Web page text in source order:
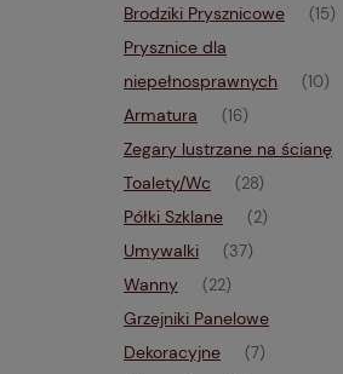
Brodziki Prysznicowe (15)
Prysznice dla
niepełnosprawnych
(10)
Armatura (16)
Zegary lustrzane na ścianę
Toalety/Wc (28)
Półki Szklane (2)
Umywalki (37)
Wanny (22)
Grzejniki Panelowe
Dekoracyjne
(7)